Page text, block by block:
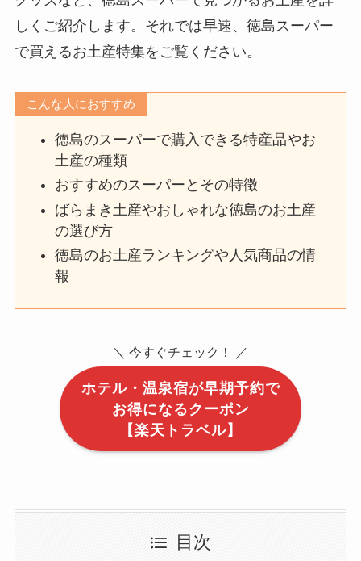
しくご紹介します。それでは早速、徳島スーパー
で買えるお土産特集をご覧ください。
こんな人におすすめ
徳島のスーパーで購入できる特産品やお
土産の種類
おすすめのスーパーとその特徴
ばらまき土産やおしゃれな徳島のお土産
の選び方
徳島のお土産ランキングや人気商品の情
報
＼ 今すぐチェック！ ／
ホテル・温泉宿が早期予約で
お得になるクーポン
【楽天トラベル】
目次